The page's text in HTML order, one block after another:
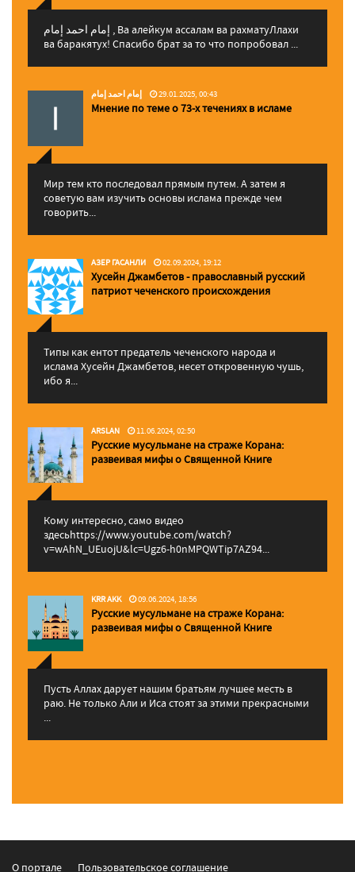
إمام احمد إمام , Ва алейкум ассалам ва рахматуЛлахи
ва баракятух! Спасибо брат за то что попробовал ...
إمام احمد إمام 29.01.2025, 00:43
Мнение по теме о 73-х течениях в исламе
Мир тем кто последовал прямым путем. А затем я
советую вам изучить основы ислама прежде чем
говорить...
АЗЕР ГАСАНЛИ 02.09.2024, 19:12
Хусейн Джамбетов - православный русский
патриот чеченского происхождения
Типы как ентот предатель чеченского народа и
ислама Хусейн Джамбетов, несет откровенную чушь,
ибо я...
ARSLAN 11.06.2024, 02:50
Русские мусульмане на страже Корана:
pазвеивая мифы о Священной Книге
Кому интересно, само видео
здесьhttps://www.youtube.com/watch?
v=wAhN_UEuojU&lc=Ugz6-h0nMPQWTip7AZ94...
KRR AKK 09.06.2024, 18:56
Русские мусульмане на страже Корана:
pазвеивая мифы о Священной Книге
Пусть Аллах дарует нашим братьям лучшее месть в
раю. Не только Али и Иса стоят за этими прекрасными
...
О портале Пользовательское соглашение